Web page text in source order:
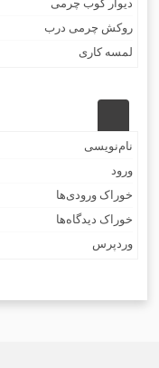
دیوار کوب چرمی
روکش چرمی درب
لمسه کاری
نام‌نویسی
ورود
خوراک ورودی‌ها
خوراک دیدگاه‌ها
وردپرس